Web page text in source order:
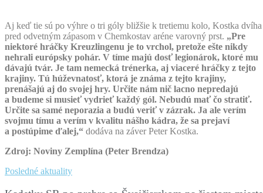
Aj keď tie sú po výhre o tri góly bližšie k tretiemu kolo, Kostka dvíha
pred odvetným zápasom v Chemkostav aréne varovný prst. „Pre
niektoré hráčky Kreuzlingenu je to vrchol, pretože ešte nikdy
nehrali európsky pohár. V tíme majú dosť legionárok, ktoré mu
dávajú tvár. Je tam nemecká trénerka, aj viaceré hráčky z tejto
krajiny. Tú húževnatosť, ktorá je známa z tejto krajiny,
prenášajú aj do svojej hry. Určite nám nič lacno nepredajú
a budeme si musieť vydrieť každý gól. Nebudú mať čo stratiť.
Určite sa samé neporazia a budú veriť v zázrak. Ja ale verím
svojmu tímu a verím v kvalitu nášho kádra, že sa prejaví
a postúpime ďalej,“ dodáva na záver Peter Kostka.
Zdroj: Noviny Zemplína (Peter Brendza)
Posledné aktuality